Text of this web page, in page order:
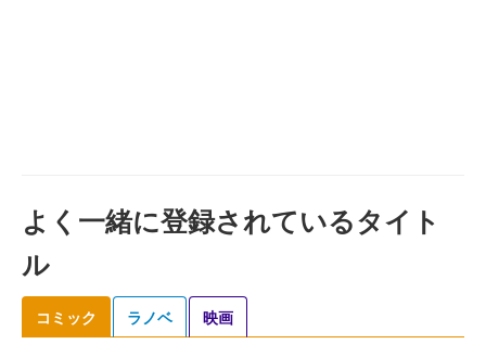
よく一緒に登録されているタイト
ル
コミック ラノベ 映画